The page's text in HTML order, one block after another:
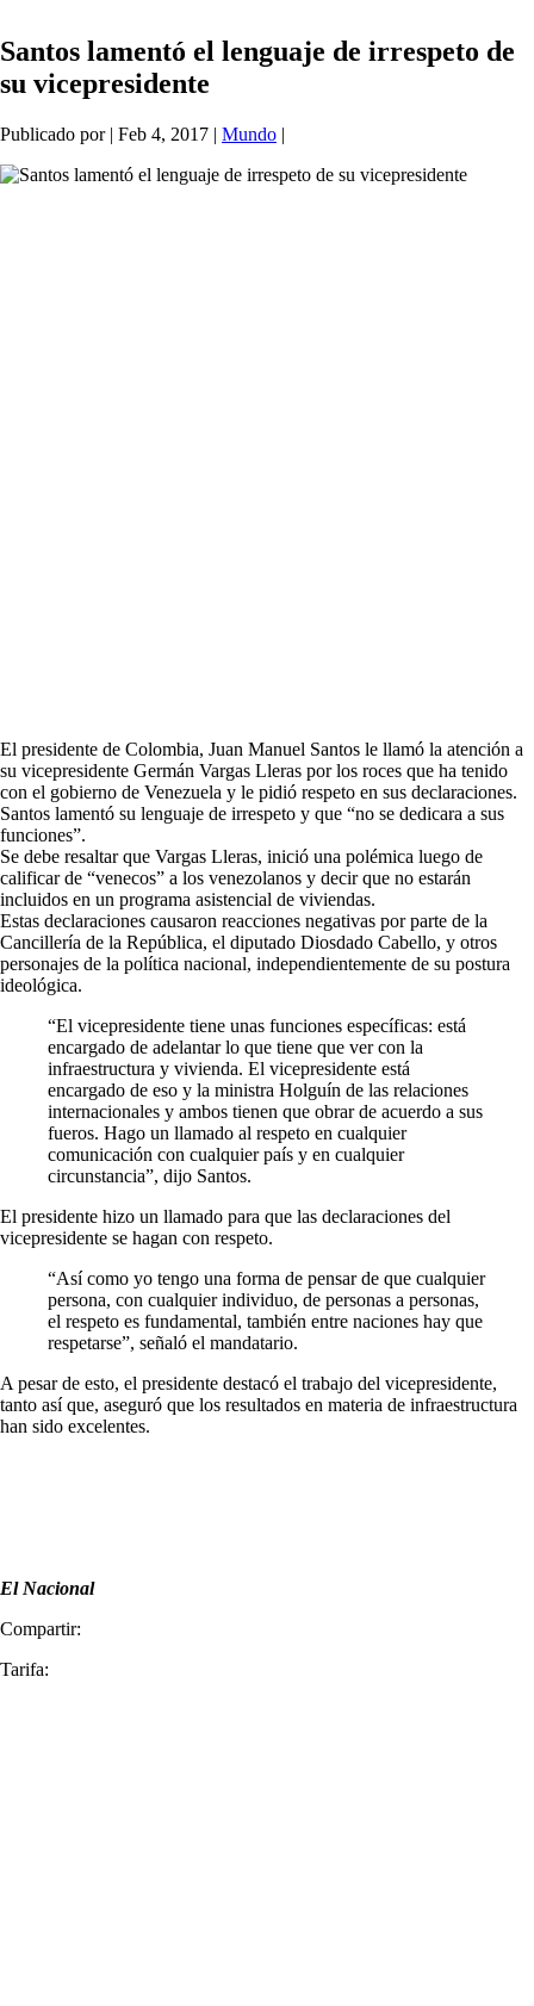
Santos lamentó el lenguaje de irrespeto de
su vicepresidente
Publicado por | Feb 4, 2017 | Mundo |
El presidente de Colombia, Juan Manuel Santos le llamó la atención a
su vicepresidente Germán Vargas Lleras por los roces que ha tenido
con el gobierno de Venezuela y le pidió respeto en sus declaraciones.
Santos lamentó su lenguaje de irrespeto y que “no se dedicara a sus
funciones”.
Se debe resaltar que Vargas Lleras, inició una polémica luego de
calificar de “venecos” a los venezolanos y decir que no estarán
incluidos en un programa asistencial de viviendas.
Estas declaraciones causaron reacciones negativas por parte de la
Cancillería de la República, el diputado Diosdado Cabello, y otros
personajes de la política nacional, independientemente de su postura
ideológica.
“El vicepresidente tiene unas funciones específicas: está
encargado de adelantar lo que tiene que ver con la
infraestructura y vivienda. El vicepresidente está
encargado de eso y la ministra Holguín de las relaciones
internacionales y ambos tienen que obrar de acuerdo a sus
fueros. Hago un llamado al respeto en cualquier
comunicación con cualquier país y en cualquier
circunstancia”, dijo Santos.
El presidente hizo un llamado para que las declaraciones del
vicepresidente se hagan con respeto.
“Así como yo tengo una forma de pensar de que cualquier
persona, con cualquier individuo, de personas a personas,
el respeto es fundamental, también entre naciones hay que
respetarse”, señaló el mandatario.
A pesar de esto, el presidente destacó el trabajo del vicepresidente,
tanto así que, aseguró que los resultados en materia de infraestructura
han sido excelentes.
El Nacional
Compartir:
Tarifa: